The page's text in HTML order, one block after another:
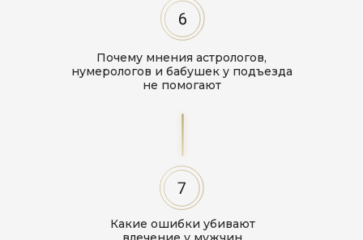
Какие ошибки убивают
Почему мнения астрологов,
нумерологов и бабушек у подъезда
не помогают